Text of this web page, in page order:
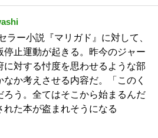
ラー小説『マリガド』に対して、
停止運動が起きる。昨今のジャー
に対する忖度を思わせるような部
か考えさせる内容だ。「このく
ろう。全てはそこから始まるんだ
れた本が盗まれそうになる